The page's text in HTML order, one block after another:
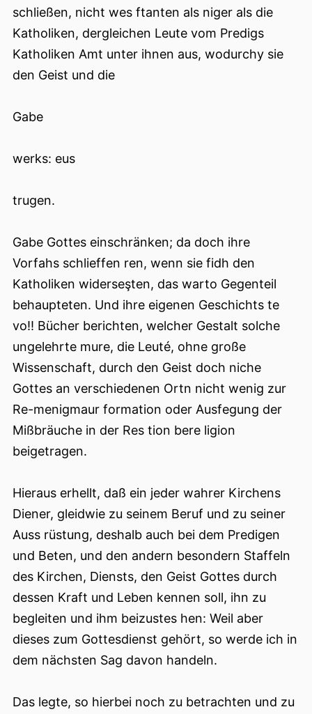
schließen, nicht wes ftanten als niger als die
Katholiken, dergleichen Leute vom Predigs
Katholiken Amt unter ihnen aus, wodurchy sie
den Geist und die
Gabe
werks: eus
trugen.
Gabe Gottes einschränken; da doch ihre
Vorfahs schlieffen ren, wenn sie fidh den
Katholiken widerseşten, das warto Gegenteil
behaupteten. Und ihre eigenen Geschichts te
vo!! Bücher berichten, welcher Gestalt solche
ungelehrte mure, die Leuté, ohne große
Wissenschaft, durch den Geist doch niche
Gottes an verschiedenen Ortn nicht wenig zur
Re-menigmaur formation oder Ausfegung der
Mißbräuche in der Res tion bere ligion
beigetragen.
Hieraus erhellt, daß ein jeder wahrer Kirchens
Diener, gleidwie zu seinem Beruf und zu seiner
Auss rüstung, deshalb auch bei dem Predigen
und Beten, und den andern besondern Staffeln
des Kirchen, Diensts, den Geist Gottes durch
dessen Kraft und Leben kennen soll, ihn zu
begleiten und ihm beizustes hen: Weil aber
dieses zum Gottesdienst gehört, so werde ich in
dem nächsten Sag davon handeln.
Das legte, so hierbei noch zu betrachten und zu